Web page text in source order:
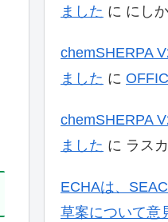
ました に にし
chemSHERPA
ました に
chemSHERPA
ました に ラス
ECHAは、
草案について意